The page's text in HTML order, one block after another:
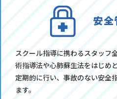
スクール指導に携わるスタッフ
術指導法や心肺蘇生法をはじめ
定期的に行い、事故のない安全
ます。